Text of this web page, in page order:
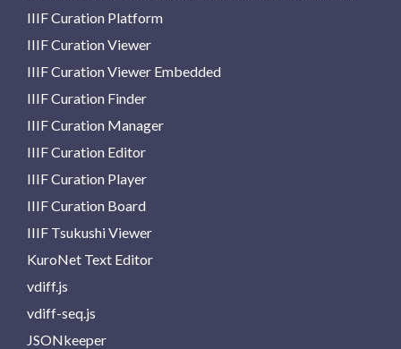
IIIF Curation Platform
IIIF Curation Viewer
IIIF Curation Viewer Embedded
IIIF Curation Finder
IIIF Curation Manager
IIIF Curation Editor
IIIF Curation Player
IIIF Curation Board
IIIF Tsukushi Viewer
KuroNet Text Editor
vdiff.js
vdiff-seq.js
JSONkeeper